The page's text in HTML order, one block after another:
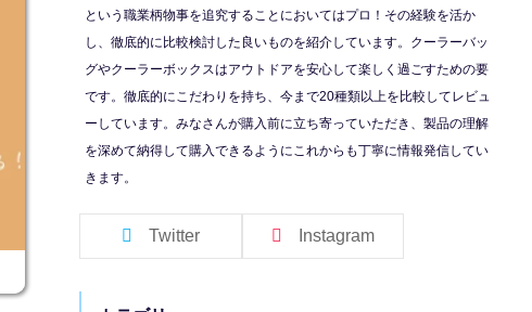
という職業柄物事を追究することにおいてはプロ！その経験を活か
し、徹底的に比較検討した良いものを紹介しています。クーラーバッ
グやクーラーボックスはアウトドアを安心して楽しく過ごすための要
です。徹底的にこだわりを持ち、今まで20種類以上を比較してレビュ
ーしています。みなさんが購入前に立ち寄っていただき、製品の理解
を深めて納得して購入できるようにこれからも丁寧に情報発信してい
きます。
Twitter Instagram